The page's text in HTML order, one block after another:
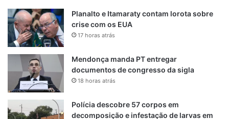
Planalto e Itamaraty contam lorota sobre
crise com os EUA
17 horas atrás
Mendonça manda PT entregar
documentos de congresso da sigla
18 horas atrás
Polícia descobre 57 corpos em
decomposição e infestação de larvas em